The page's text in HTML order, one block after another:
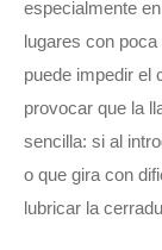
especialmente
lugares con
puede impedir el
provocar que la
sencilla: si al
o que gira con
lubricar la